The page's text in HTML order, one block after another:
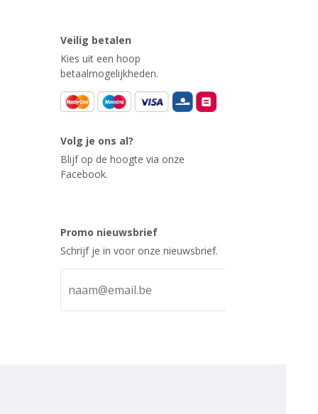
Veilig betalen
Kies uit een hoop
betaalmogelijkheden.
Volg je ons al?
Blijf op de hoogte via onze
Facebook.
Promo nieuwsbrief
Schrijf je in voor onze nieuwsbrief.